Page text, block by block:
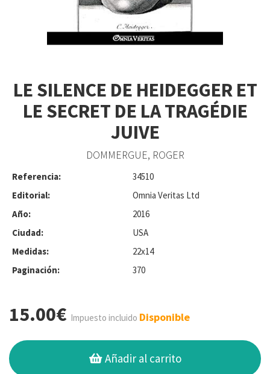
LE SILENCE DE HEIDEGGER ET
LE SECRET DE LA TRAGÉDIE
JUIVE
DOMMERGUE, ROGER
Referencia:
34510
Editorial:
Omnia Veritas Ltd
Año:
2016
Ciudad:
USA
Medidas:
22x14
Paginación:
370
15.00€ Impuesto incluido Disponible
Añadir al carrito